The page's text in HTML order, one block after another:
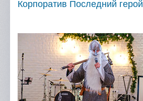
Корпоратив Последний герой